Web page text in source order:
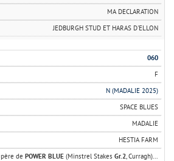
MA DECLARATION
JEDBURGH STUD ET HARAS D'ELLON
060
F
N (MADALIE 2025)
SPACE BLUES
MADALIE
HESTIA FARM
, père dePOWER BLUE (Minstrel StakesGr.2 , Curragh)...